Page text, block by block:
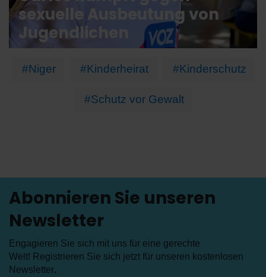
sexuelle Ausbeutung von
Jugendlichen
#Niger #Kinderheirat #Kinderschutz
#Schutz vor Gewalt
Abonnieren Sie unseren
Newsletter
Engagieren Sie sich mit uns für eine gerechte
Welt! Registrieren Sie sich jetzt für unseren kostenlosen
Newsletter.